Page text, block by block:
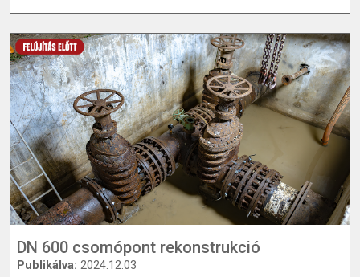
DN 600 csomópont rekonstrukció
Publikálva: 2024.12.03